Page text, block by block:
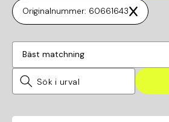
Originalnummer: 60661643
Bäst matchning